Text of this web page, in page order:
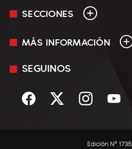
SECCIONES
En Vivo
Sociedad
MÁS INFORMACIÓN
Mediakit
Términos y condiciones
SEGUINOS
Edición Nº 1735